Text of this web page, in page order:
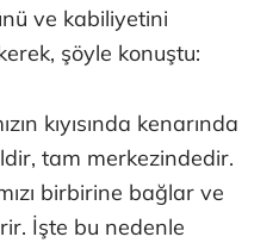
ve kabiliyetini
şöyle konuştu:
kıyısında kenarında
tam merkezindedir.
birbirine bağlar ve
İşte bu nedenle